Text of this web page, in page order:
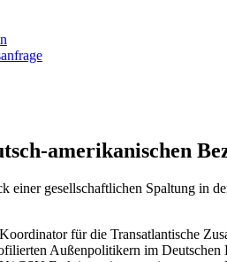
amerikanischen
einer gesellschaftlichen Spaltung in
für die Transatlantische
Außenpolitikern im Deutschen